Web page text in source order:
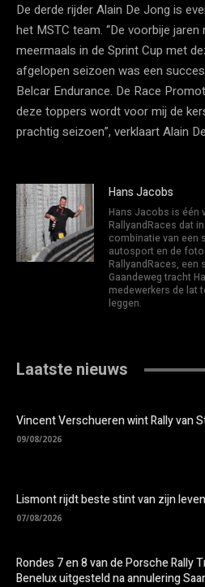
De derde rijder Alain De Jong is
het MSTC team. “De voorbije jaren
meermaals in de Sprint Cup met
afgelopen seizoen was een
Belcar Endurance. De Race
deze toppers wordt voor mij de
prachtig seizoen”, verklaart Alain
Hans Jacobs
Hans Jacobs is één
RallyandRaces dat
combinatie van een
autosport en de
RallyandRaces, een
Gaandeweg tracht
medewerkers de lat
leggen.
Laatste nieuws
Vincent Verschueren wint Rally van
09/08/2026
Lismont rijdt beste stint van zijn leven
07/08/2026
Rondes 7 en 8 van de Porsche Rally
Benelux uitgesteld na annulering